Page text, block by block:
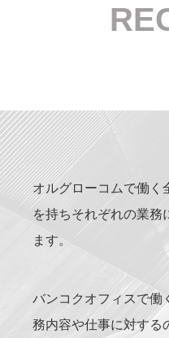
オルグローコムで働く
を持ちそれぞれの業務
ます。
バンコクオフィスで働
務内容や仕事に対する